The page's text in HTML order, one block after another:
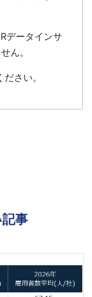
データインサ
ん。
さい。
事